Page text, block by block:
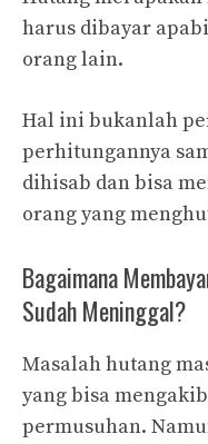
harus dibayar
orang lain.
Hal ini bukanlah
perhitungannya
dihisab dan bisa
orang yang
Bagaimana
Sudah Meninggal?
Masalah hutang
yang bisa
permusuhan.